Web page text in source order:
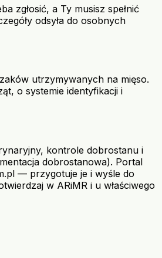
zgłosić, a Ty musisz spełnić
odsyła do osobnych
utrzymywanych na mięso.
o systemie identyfikacji i
kontrole dobrostanu i
dobrostanowa). Portal
— przygotuje je i wyśle do
w ARiMR i u właściwego